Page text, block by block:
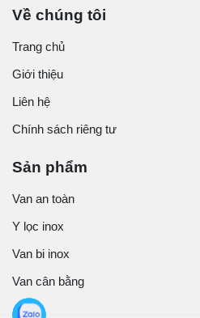
Về chúng tôi
Trang chủ
Giới thiệu
Liên hệ
Chính sách riêng tư
Sản phẩm
Van an toàn
Y lọc inox
Van bi inox
Van cân bằng